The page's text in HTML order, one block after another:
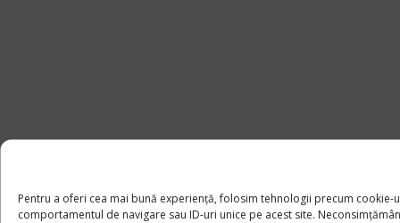
Pentru a oferi cea mai bună experiență, folosim tehnologii precum
comportamentul de navigare sau ID-uri unice pe acest site.